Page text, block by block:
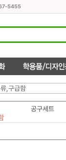
5455
,구급함
공구세트